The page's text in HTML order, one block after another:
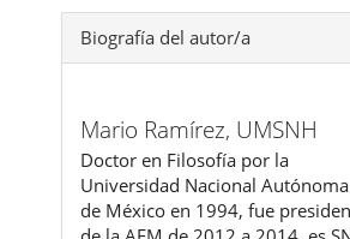
Biografía del autor/a
Mario Ramírez, UMSNH
Doctor en Filosofía por la
Universidad Nacional Autónoma
de México en 1994, fue